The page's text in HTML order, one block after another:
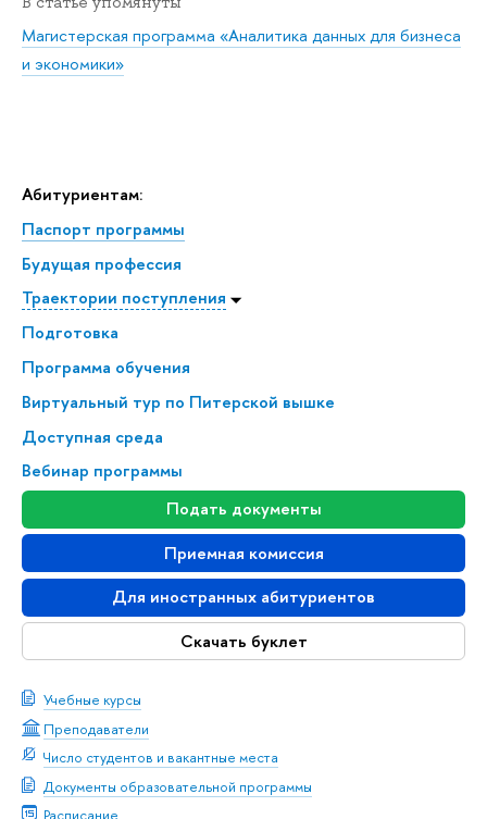
Абитуриентам:
Паспорт программы
Будущая профессия
Траектории поступления
Подготовка
Программа обучения
Виртуальный тур по Питерской вышке
Доступная среда
Вебинар программы
Подать документы
Приемная комиссия
Для иностранных абитуриентов
Скачать буклет
Учебные курсы
Преподаватели
Число студентов и вакантные места
Документы образовательной программы
Магистерская программа «Аналитика данных для бизнеса
и экономики»